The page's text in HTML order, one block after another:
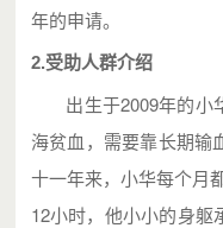
年的申请。
2.受助人群介绍
出生于2009年的小
海贫血，需要靠长期输
十一年来，小华每个月
12小时，他小小的身躯